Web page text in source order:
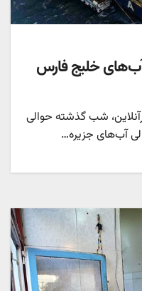
شب گذشته حوالی